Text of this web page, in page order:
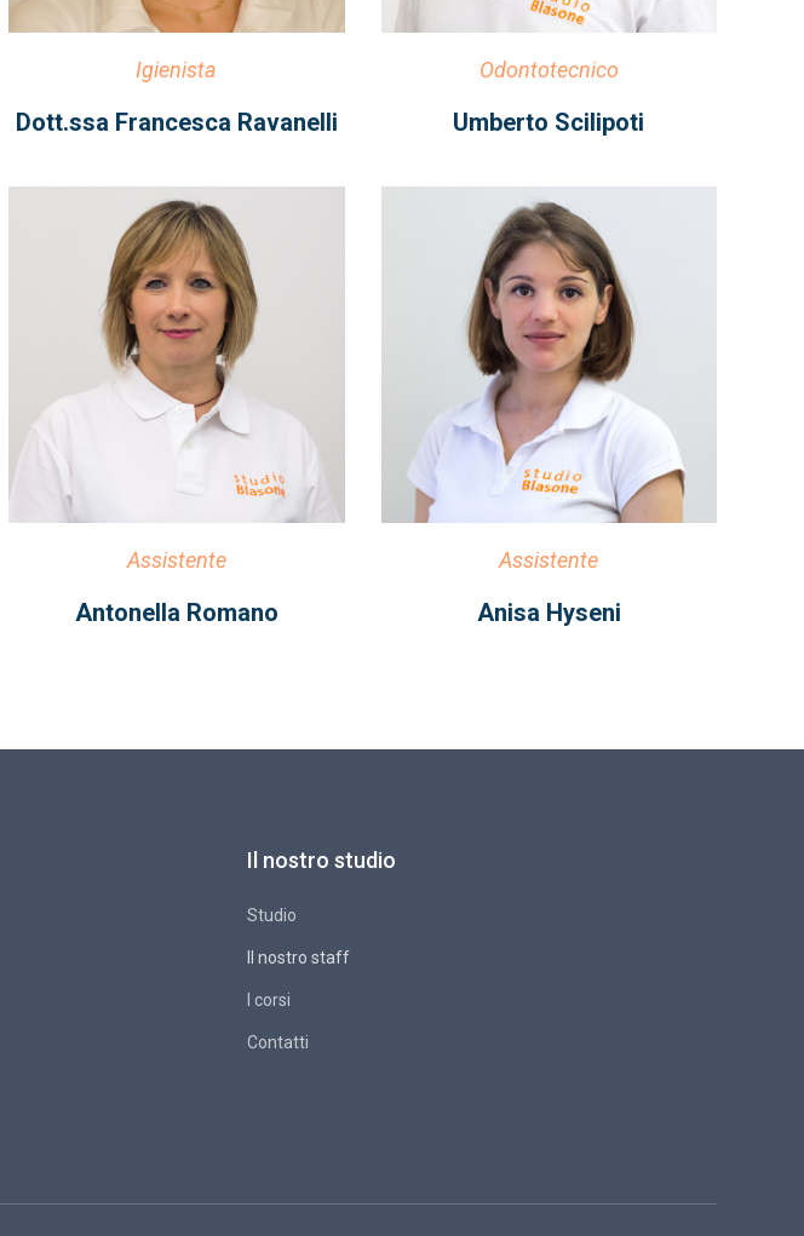
Igienista
Dott.ssa Francesca Ravanelli
Odontotecnico
Umberto Scilipoti
Assistente
Antonella Romano
Assistente
Anisa Hyseni
Il nostro studio
Studio
Il nostro staff
I corsi
Contatti